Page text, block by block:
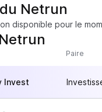
Netrun
disponible pour le
Paire
Invest